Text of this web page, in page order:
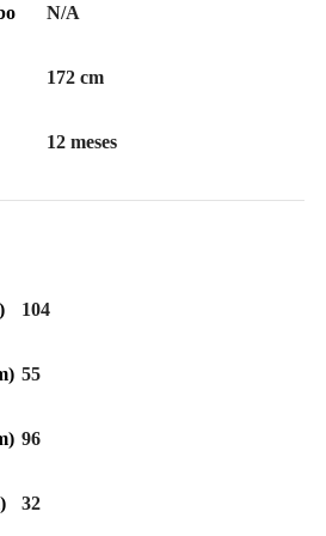
N/A
172 cm
12 meses
104
55
96
32